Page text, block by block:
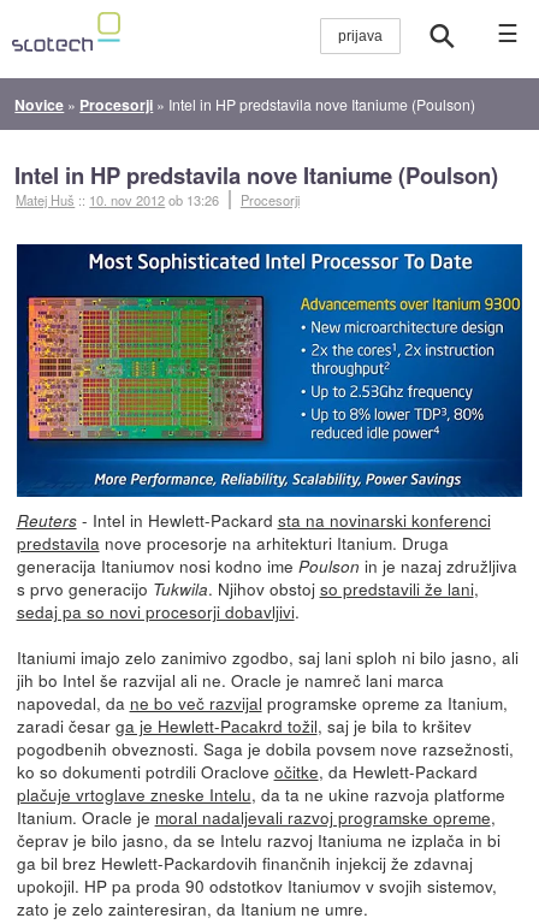
☰
Novice » Procesorji » Intel in HP predstavila nove Itaniume (Poulson)
Intel in HP predstavila nove Itaniume (Poulson)
Matej Huš :: 10. nov 2012ob 13:26 Procesorji
Reuters- Intel in Hewlett-Packard sta na novinarski konferenci
predstavilanove procesorje na arhitekturi Itanium. Druga
generacija Itaniumov nosi kodno ime Poulson in je nazaj združljiva
s prvo generacijo Tukwila. Njihov obstoj so predstavili že lani,
sedaj pa so novi procesorji dobavljivi.
Itaniumi imajo zelo zanimivo zgodbo, saj lani sploh ni bilo jasno, ali
jih bo Intel še razvijal ali ne. Oracle je namreč lani marca
napovedal, da ne bo več razvijal programske opreme za Itanium,
zaradi česar ga je Hewlett-Pacakrd tožil, saj je bila to kršitev
pogodbenih obveznosti. Saga je dobila povsem nove razsežnosti,
ko so dokumenti potrdili Oraclove očitke, da Hewlett-Packard
plačuje vrtoglave zneske Intelu, da ta ne ukine razvoja platforme
Itanium. Oracle je moral nadaljevali razvoj programske opreme,
čeprav je bilo jasno, da se Intelu razvoj Itaniuma ne izplača in bi
ga bil brez Hewlett-Packardovih finančnih injekcij že zdavnaj
upokojil. HP pa proda 90 odstotkov Itaniumov v svojih sistemov,
zato je zelo zainteresiran, da Itanium ne umre.